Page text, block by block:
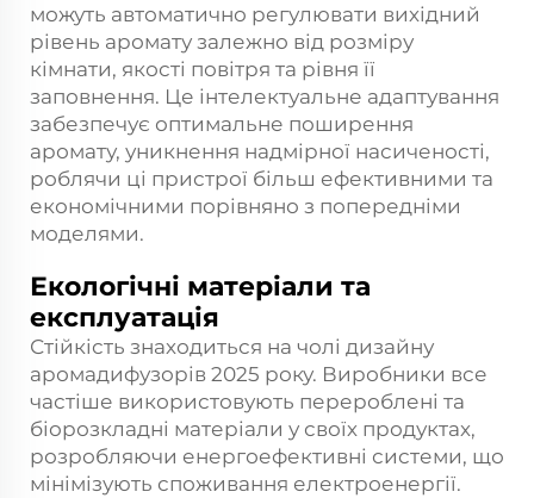
можуть автоматично регулювати вихідний
рівень аромату залежно від розміру
кімнати, якості повітря та рівня її
заповнення. Це інтелектуальне адаптування
забезпечує оптимальне поширення
аромату, уникнення надмірної насиченості,
роблячи ці пристрої більш ефективними та
економічними порівняно з попередніми
моделями.
Екологічні матеріали та
експлуатація
Стійкість знаходиться на чолі дизайну
аромадифузорів 2025 року. Виробники все
частіше використовують перероблені та
біорозкладні матеріали у своїх продуктах,
розробляючи енергоефективні системи, що
мінімізують споживання електроенергії.